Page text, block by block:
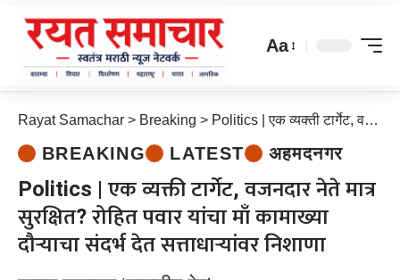
Aa
Rayat Samachar > Breaking > Politics | एक व्यक्ती टार्गेट, वजनदार नेते मात्र सुरक्षित? रोहित पवार यांचा माँ कामाख्या दौऱ्याचा संदर्भ देत सत्ताधाऱ्यांवर निशाणा
BREAKING LATEST अहमदनगर
Politics | एक व्यक्ती टार्गेट, वजनदार नेते मात्र
सुरक्षित? रोहित पवार यांचा माँ कामाख्या
दौऱ्याचा संदर्भ देत सत्ताधाऱ्यांवर निशाणा